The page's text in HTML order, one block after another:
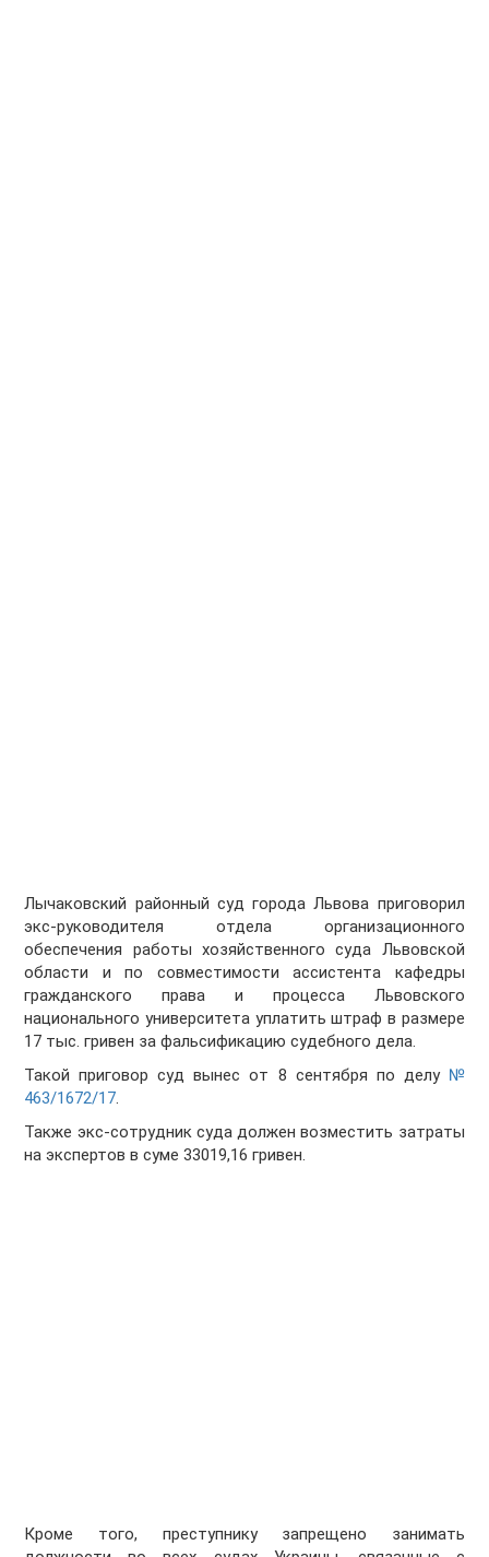
Лычаковский районный суд города Львова приговорил
экс-руководителя отдела организационного
обеспечения работы хозяйственного суда Львовской
области и по совместимости ассистента кафедры
гражданского права и процесса Львовского
национального университета уплатить штраф в размере
17 тыс. гривен за фальсификацию судебного дела.
Такой приговор суд вынес от 8 сентября по делу №
463/1672/17.
Также экс-сотрудник суда должен возместить затраты
на экспертов в суме 33019,16 гривен.
Кроме того, преступнику запрещено занимать